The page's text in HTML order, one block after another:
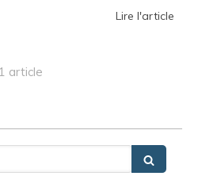
Lire l'article
1 article